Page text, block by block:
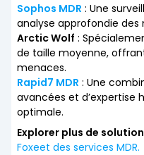
Sophos MDR : Une
analyse approfondie des
Arctic Wolf :
de taille moyenne,
menaces.
Rapid7 MDR : Une
avancées et d’expertise
optimale.
Explorer plus de
Foxeet des services MDR.